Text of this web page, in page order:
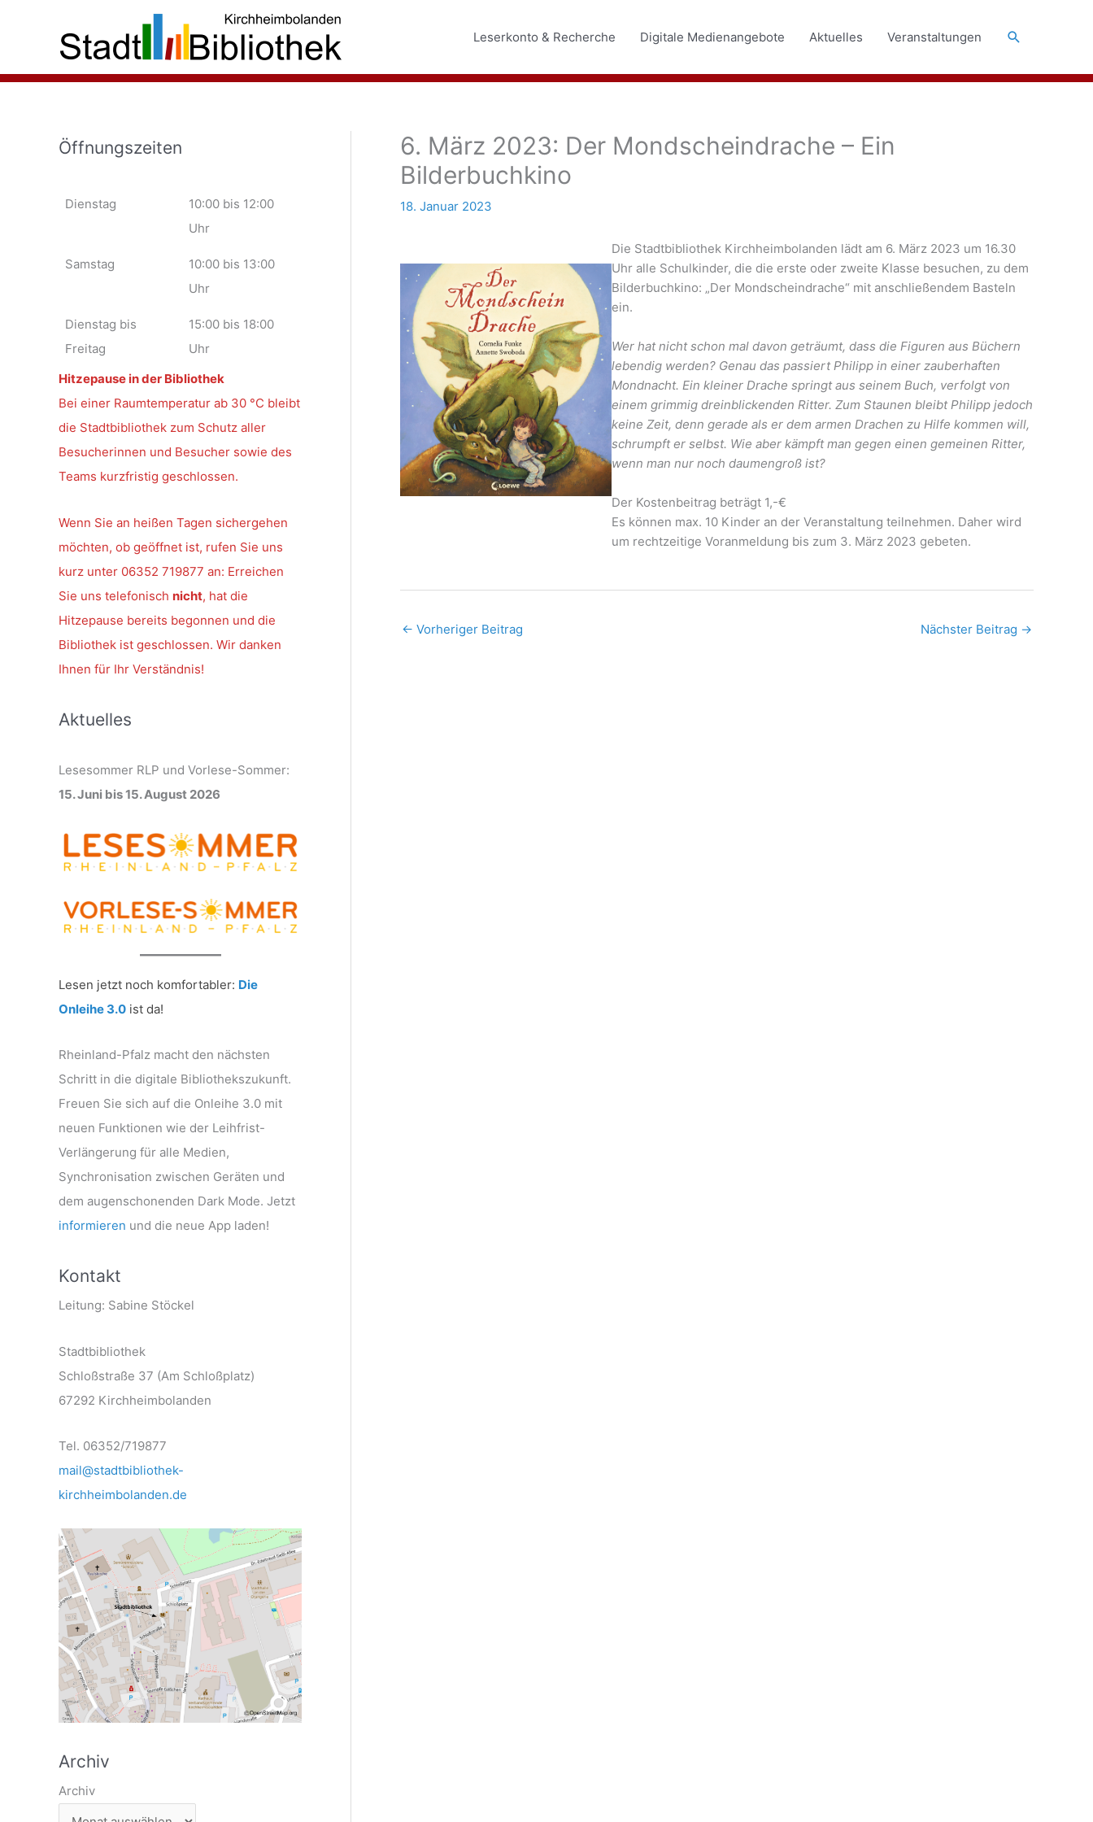
Leserkonto & Recherche Digitale Medienangebote Aktuelles Veranstaltungen Suchen
Öffnungszeiten
Dienstag
10:00 bis 12:00
Uhr
Samstag
10:00 bis 13:00
Uhr
Dienstag bis
Freitag
15:00 bis 18:00
Uhr
Hitzepause in der Bibliothek
Bei einer Raumtemperatur ab 30 °C bleibt
die Stadtbibliothek zum Schutz aller
Besucherinnen und Besucher sowie des
Teams kurzfristig geschlossen.
Wenn Sie an heißen Tagen sichergehen
möchten, ob geöffnet ist, rufen Sie uns
kurz unter 06352 719877 an: Erreichen
Sie uns telefonisch nicht, hat die
Hitzepause bereits begonnen und die
Bibliothek ist geschlossen. Wir danken
Ihnen für Ihr Verständnis!
Aktuelles
Lesesommer RLP und Vorlese-Sommer:
15. Juni bis 15. August 2026
Lesen jetzt noch komfortabler: Die
Onleihe 3.0 ist da!
Rheinland-Pfalz macht den nächsten
Schritt in die digitale Bibliothekszukunft.
Freuen Sie sich auf die Onleihe 3.0 mit
neuen Funktionen wie der Leihfrist-
Verlängerung für alle Medien,
Synchronisation zwischen Geräten und
dem augenschonenden Dark Mode. Jetzt
informieren und die neue App laden!
Kontakt
Leitung: Sabine Stöckel
Stadtbibliothek
Schloßstraße 37 (Am Schloßplatz)
67292 Kirchheimbolanden
Tel. 06352/719877
mail@stadtbibliothek-
kirchheimbolanden.de
Archiv
Archiv
6. März 2023: Der Mondscheindrache – Ein
Bilderbuchkino
18. Januar 2023
Die Stadtbibliothek Kirchheimbolanden lädt am 6. März 2023 um 16.30
Uhr alle Schulkinder, die die erste oder zweite Klasse besuchen, zu dem
Bilderbuchkino: „Der Mondscheindrache“ mit anschließendem Basteln
ein.
Wer hat nicht schon mal davon geträumt, dass die Figuren aus Büchern
lebendig werden? Genau das passiert Philipp in einer zauberhaften
Mondnacht. Ein kleiner Drache springt aus seinem Buch, verfolgt von
einem grimmig dreinblickenden Ritter. Zum Staunen bleibt Philipp jedoch
keine Zeit, denn gerade als er dem armen Drachen zu Hilfe kommen will,
schrumpft er selbst. Wie aber kämpft man gegen einen gemeinen Ritter,
wenn man nur noch daumengroß ist?
Der Kostenbeitrag beträgt 1,-€
Es können max. 10 Kinder an der Veranstaltung teilnehmen. Daher wird
um rechtzeitige Voranmeldung bis zum 3. März 2023 gebeten.
← Vorheriger Beitrag Nächster Beitrag →